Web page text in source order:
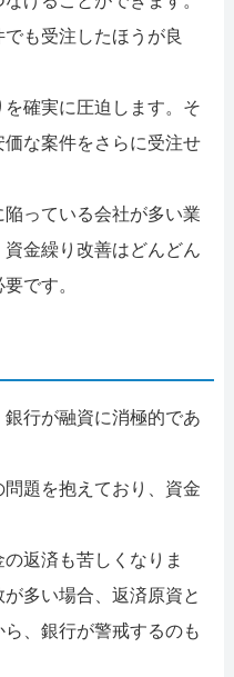
でも受注したほうが良
確実に圧迫します。そ
な案件をさらに受注せ
っている会社が多い業
金繰り改善はどんどん
です。
行が融資に消極的であ
題を抱えており、資金
返済も苦しくなりま
多い場合、返済原資と
、銀行が警戒するのも